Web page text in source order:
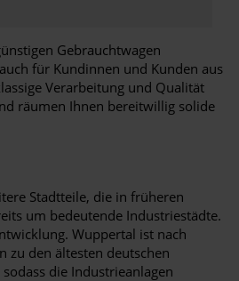
Gebrauchtwagen
für Kundinnen und Kunden aus
Verarbeitung und Qualität
räumen Ihnen bereitwillig solide
Stadtteile, die in früheren
um bedeutende Industriestädte.
Wuppertal ist nach
zu den ältesten deutschen
die Industrieanlagen